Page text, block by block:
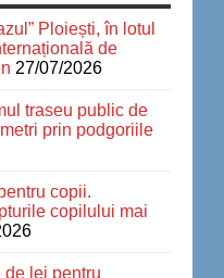
Ploiești, în lotul
de
27/07/2026
traseu public de
prin podgoriile
copii.
copilului mai
lei pentru